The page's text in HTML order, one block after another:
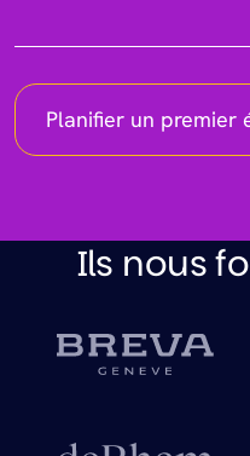
Planifier un premier
Ils nous